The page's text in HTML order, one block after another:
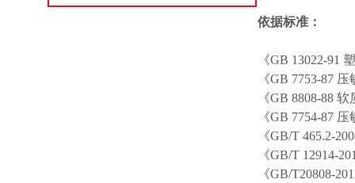
依据标准：
《GB 13022-91
《GB 7753-87
《GB 8808-88
《GB 7754-87
《GB/T 465.2-
《GB/T 12914-
《GB/T20808-